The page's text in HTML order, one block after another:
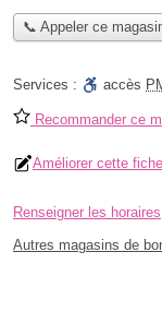
📞 Appeler ce
Services : accès
Recommander ce
Améliorer cette fiche
Renseigner les horaires
Autres magasins de